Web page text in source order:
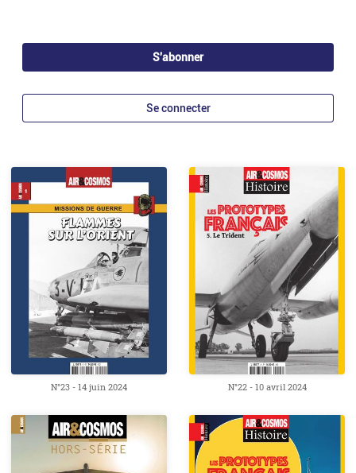
S'abonner
Se connecter
N°23 - 14 juin 2024 N°22 - 10 avril 2024